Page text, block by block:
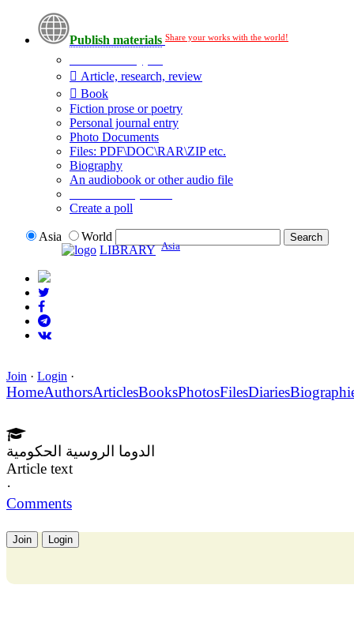
Publish materials Share your works with the world!
Article, research, review
Book
Fiction prose or poetry
Personal journal entry
Photo Documents
Files: PDF\DOC\RAR\ZIP etc.
Biography
An audiobook or other audio file
Create a poll
Asia
World
LIBRARY Asia
Join · Login ·
HomeAuthorsArticlesBooksPhotosFilesDiaries
الدوما الروسية الحكومية
Article text
·
Comments
Join Login